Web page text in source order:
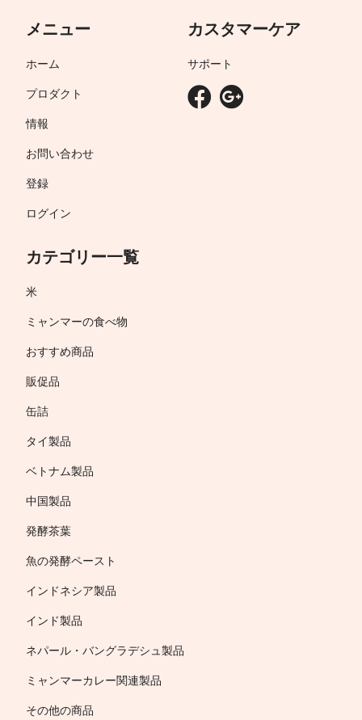
メニュー
ホーム
プロダクト
情報
お問い合わせ
登録
ログイン
カテゴリー一覧
米
ミャンマーの食べ物
おすすめ商品
販促品
缶詰
タイ製品
ベトナム製品
中国製品
発酵茶葉
魚の発酵ペースト
インドネシア製品
インド製品
ネパール・バングラデシュ製品
ミャンマーカレー関連製品
その他の商品
カスタマーケア
サポート